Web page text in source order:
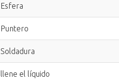
Esfera
Puntero
Soldadura
llene el líquido